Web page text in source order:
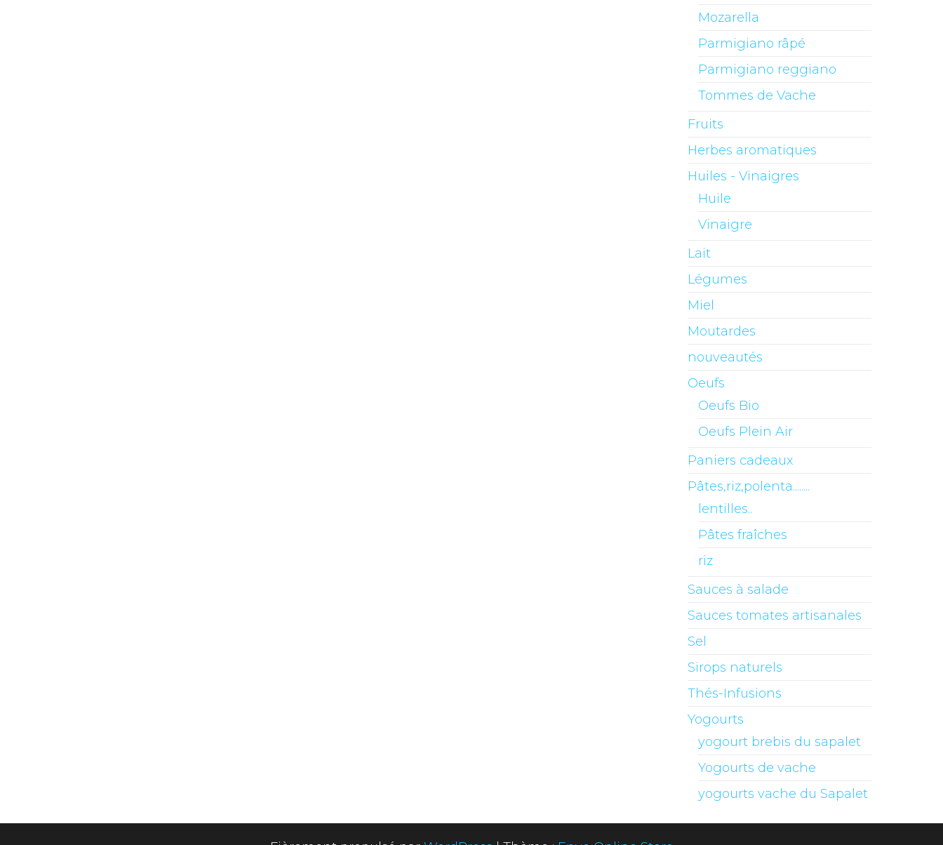
Mozarella
Parmigiano râpé
Parmigiano reggiano
Tommes de Vache
Fruits
Herbes aromatiques
Huiles - Vinaigres
Huile
Vinaigre
Lait
Légumes
Miel
Moutardes
nouveautés
Oeufs
Oeufs Bio
Oeufs Plein Air
Paniers cadeaux
Pâtes,riz,polenta........
lentilles..
Pâtes fraîches
riz
Sauces à salade
Sauces tomates artisanales
Sel
Sirops naturels
Thés-Infusions
Yogourts
yogourt brebis du sapalet
Yogourts de vache
yogourts vache du Sapalet